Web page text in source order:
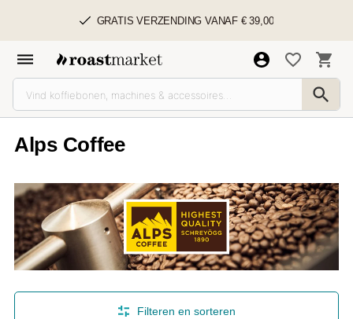
GRATIS VERZENDING VANAF € 39,00
Alps Coffee
Filteren en sorteren